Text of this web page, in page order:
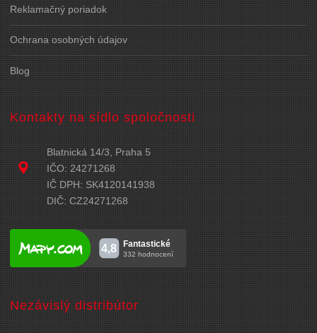
Reklamačný poriadok
Ochrana osobných údajov
Blog
Kontakty na sídlo spoločnosti
Blatnická 14/3, Praha 5
IČO: 24271268
IČ DPH: SK4120141938
DIČ: CZ24271268
Nezávislý distribútor